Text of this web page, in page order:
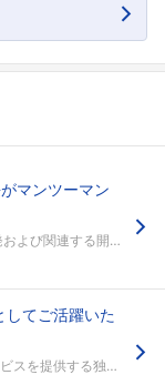
マンツーマン
支援サービスを提供する企業
してご活躍いた
独立系ソフトウェア企業